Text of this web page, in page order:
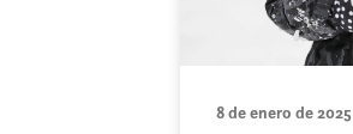
8 de enero de 2025